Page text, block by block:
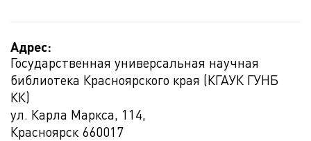
Адрес:
Государственная универсальная научная
библиотека Красноярского края (КГАУК ГУНБ
КК)
ул. Карла Маркса, 114,
Красноярск 660017